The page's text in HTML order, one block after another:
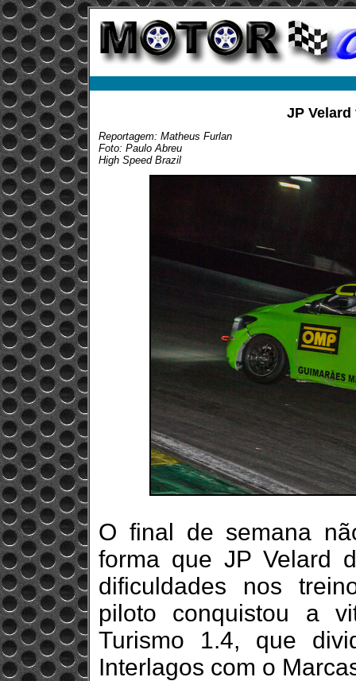
JP
Reportagem: Matheus Furlan
Foto: Paulo Abreu
High Speed Brazil
O final de semana
forma que JP Velard
dificuldades nos
piloto conquistou a
Turismo 1.4, que
Interlagos com o